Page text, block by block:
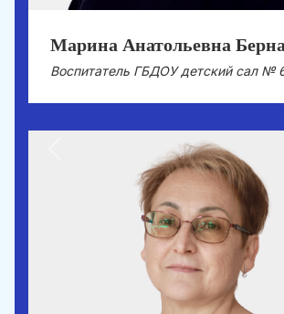
Марина Анатольевна
Воспитатель ГБДОУ детский сал №